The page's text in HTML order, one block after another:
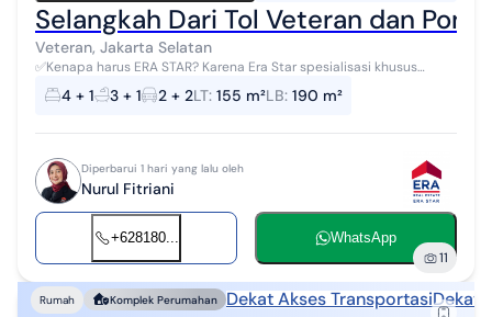
Selangkah Dari Tol Veteran dan
Veteran, Jakarta Selatan
✅Kenapa harus ERA STAR? Karena Era Star spesialisasi khusus
lelang dan RESMI Terdaftar di KEMENTRIAN PERDAGANGAN dengan
SIU P4 - Lokasi aset Lel...
4 + 1 3 + 1 2 + 2LT: 155 m²LB: 190 m²
Diperbarui 1 hari yang lalu oleh
Nurul Fitriani
+628180... WhatsApp
11
Rumah Komplek Perumahan Dekat Akses TransportasiDekat